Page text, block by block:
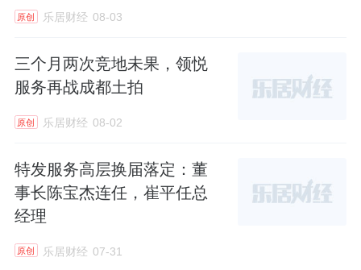
原创 乐居财经 08-03
三个月两次竞地未果，领悦
服务再战成都土拍
原创 乐居财经 08-02
特发服务高层换届落定：董
事长陈宝杰连任，崔平任总
经理
原创 乐居财经 07-31